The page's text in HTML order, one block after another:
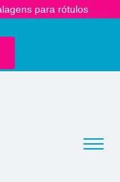
para rótulos